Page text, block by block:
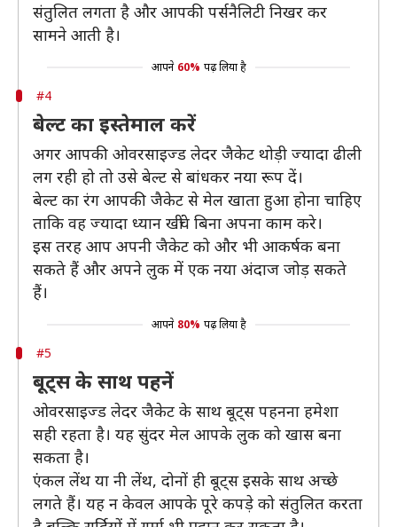
संतुलित लगता है और आपकी पर्सनैलिटी निखर कर
सामने आती है।
आपने 60% पढ़ लिया है
#4
बेल्ट का इस्तेमाल करें
अगर आपकी ओवरसाइज्ड लेदर जैकेट थोड़ी ज्यादा ढीली
लग रही हो तो उसे बेल्ट से बांधकर नया रूप दें।
बेल्ट का रंग आपकी जैकेट से मेल खाता हुआ होना चाहिए
ताकि वह ज्यादा ध्यान खींचे बिना अपना काम करे।
इस तरह आप अपनी जैकेट को और भी आकर्षक बना
सकते हैं और अपने लुक में एक नया अंदाज जोड़ सकते
हैं।
आपने 80% पढ़ लिया है
#5
बूट्स के साथ पहनें
ओवरसाइज्ड लेदर जैकेट के साथ बूट्स पहनना हमेशा
सही रहता है। यह सुंदर मेल आपके लुक को खास बना
सकता है।
एंकल लेंथ या नी लेंथ, दोनों ही बूट्स इसके साथ अच्छे
लगते हैं। यह न केवल आपके पूरे कपड़े को संतुलित करता